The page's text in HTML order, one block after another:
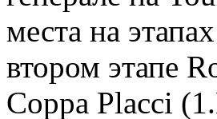
места на
втором этапе
Coppa Placci